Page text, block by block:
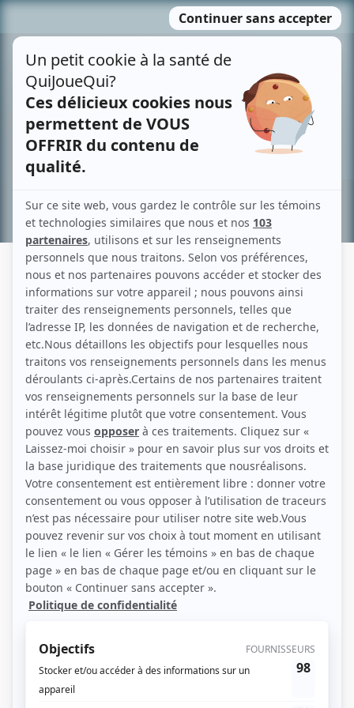
MENU
contenu
Recherche avancée »
FRÉDÉRIQUE ASSELIN
(Source: Photo: Agence artistique Helena)
Liens
Fiche de Frédérique Asselin sur Showbizz.net
Personnages